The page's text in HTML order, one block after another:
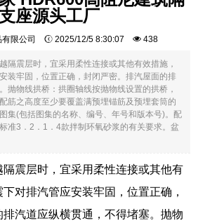
座源头工厂
有限公司 2025/12/5 8:30:07 438
隔震层时，宜采用柔性连接或其他有效措施，
装牢固，位置正确，封闭严密。排汽屋面的排
抛物线拱桥：拱圈轴线按抛物线设置的拱桥，
筋之高度至少要覆盖满预埋锚筋及预埋套筒的
集(包括图集的名称、编号、年号和版本号)。配
准3．2．1．4款拌制环氧砂浆的有关要求。盆
隔震层时，宜采用柔性连接或其他有
对排汽管应安装牢固，位置正确，
汽道应纵横贯通，不得堵塞。抛物